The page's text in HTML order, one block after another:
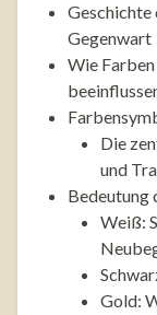
Geschichte
Gegenwart
Wie
Die
und
Bedeutung
Weiß:
Gold: